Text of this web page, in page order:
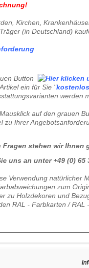
Kirchen,
(in Deutschland)
Button
ein für Sie "
werden
auf den grauen
zu Ihrer
Fragen stehen wir Ihnen
uns an unter +49 (0) 65
Verwendung natürlicher
zum
zu Holzdekoren und
RAL - Farbkarten / RAL